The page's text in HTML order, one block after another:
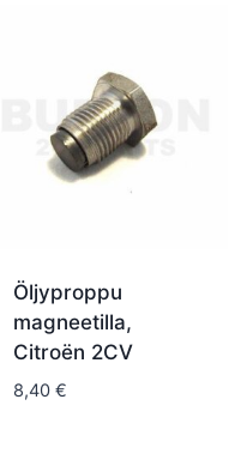
Öljyproppu
magneetilla,
Citroën 2CV
8,40 €